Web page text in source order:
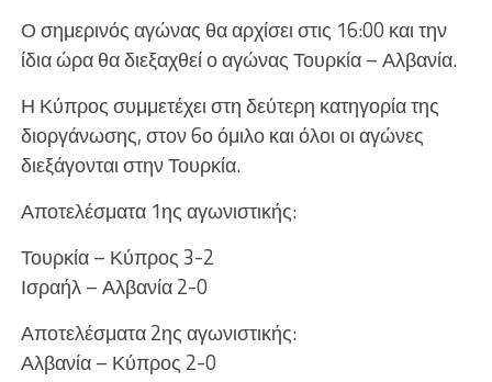
Ο σημερινός αγώνας θα αρχίσει στις 16:00 και την
ίδια ώρα θα διεξαχθεί ο αγώνας Τουρκία – Αλβανία.
Η Κύπρος συμμετέχει στη δεύτερη κατηγορία της
διοργάνωσης, στον 6ο όμιλο και όλοι οι αγώνες
διεξάγονται στην Τουρκία.
Αποτελέσματα 1ης αγωνιστικής:
Τουρκία – Κύπρος 3-2
Ισραήλ – Αλβανία 2-0
Αποτελέσματα 2ης αγωνιστικής:
Αλβανία – Κύπρος 2-0